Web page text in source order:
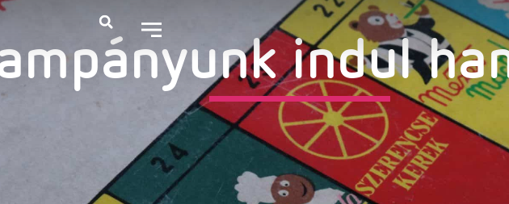
indul